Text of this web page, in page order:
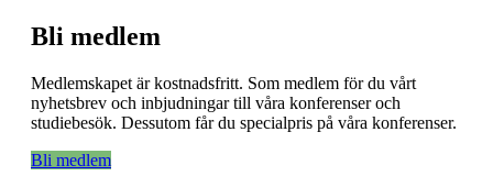
Bli medlem
Medlemskapet är kostnadsfritt. Som medlem för du vårt
nyhetsbrev och inbjudningar till våra konferenser och
studiebesök. Dessutom får du specialpris på våra konferenser.
Bli medlem